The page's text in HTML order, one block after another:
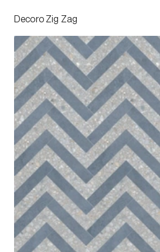
Decoro Zig Zag